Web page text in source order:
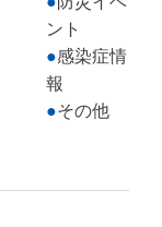
ント
感染症情
報
その他